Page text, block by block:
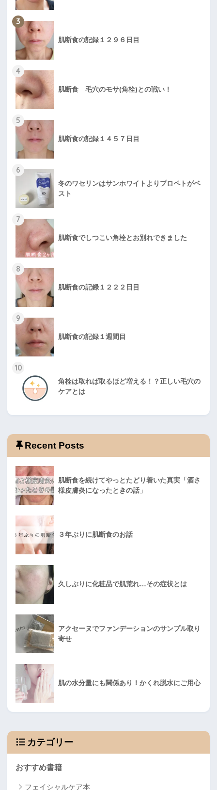
3
肌断食の記録１２９６日目
4
肌断食 毛穴のモサ(角栓)との戦い！
5
肌断食の記録１４５７日目
6
冬のワセリンはサンホワイトよりプロペトがベ
スト
7
肌断食でしつこい角栓とお別れできました
8
肌断食の記録１２２２日目
9
肌断食の記録１週間目
10
角栓は取れば取るほど増える！？正しい毛穴の
ケアとは
Recent Posts
肌断食を続けてやっとたどり着いた真実「酒さ
様皮膚炎になったときの話」
３年ぶりに肌断食のお話
久しぶりに化粧品で肌荒れ…その症状とは
アクセーヌでファンデーションのサンプル取り
寄せ
肌の水分量にも関係あり！かくれ脱水にご用心
カテゴリー
おすすめ書籍
フェイシャルケア本